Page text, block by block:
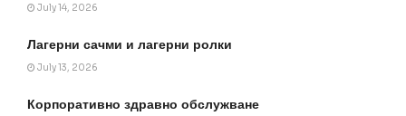
July 14, 2026
Лагерни сачми и лагерни ролки
July 13, 2026
Корпоративно здравно обслужване